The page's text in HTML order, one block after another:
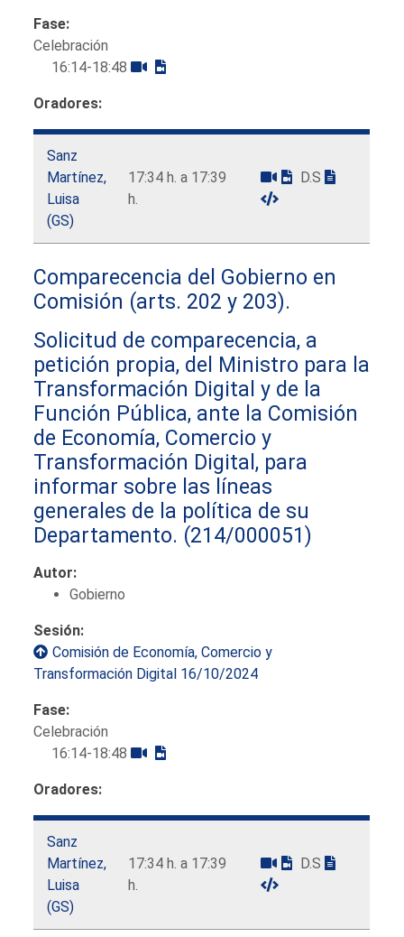
Fase:
Celebración
16:14-18:48
Oradores:
Sanz
Martínez,
Luisa
(GS)
17:34 h. a 17:39
h.
D.S
Comparecencia del Gobierno en
Comisión (arts. 202 y 203).
Solicitud de comparecencia, a
petición propia, del Ministro para la
Transformación Digital y de la
Función Pública, ante la Comisión
de Economía, Comercio y
Transformación Digital, para
informar sobre las líneas
generales de la política de su
Departamento. (214/000051)
Autor:
Gobierno
Sesión:
Comisión de Economía, Comercio y
Transformación Digital 16/10/2024
Fase:
Celebración
16:14-18:48
Oradores:
Sanz
Martínez,
Luisa
(GS)
17:34 h. a 17:39
h.
D.S